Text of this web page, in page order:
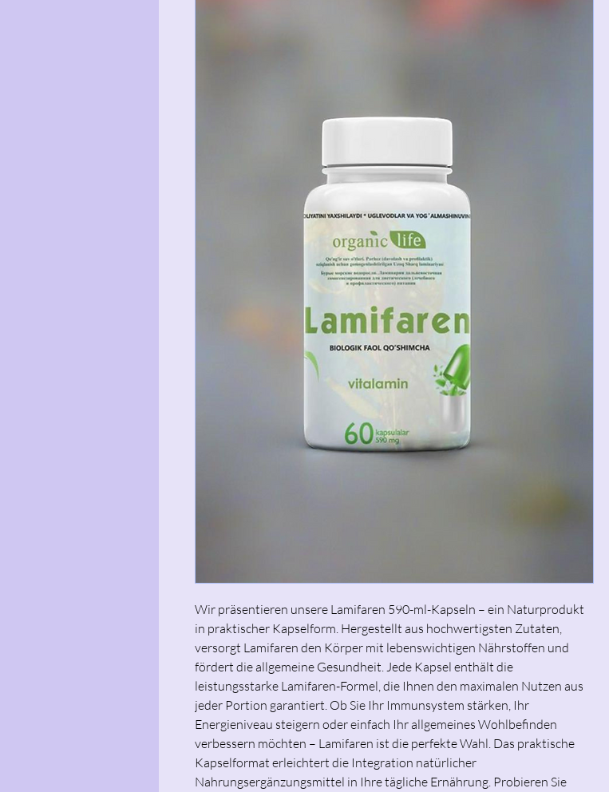
Wir präsentieren unsere Lamifaren 590-ml-Kapseln – ein Naturprodukt
in praktischer Kapselform. Hergestellt aus hochwertigsten Zutaten,
versorgt Lamifaren den Körper mit lebenswichtigen Nährstoffen und
fördert die allgemeine Gesundheit. Jede Kapsel enthält die
leistungsstarke Lamifaren-Formel, die Ihnen den maximalen Nutzen aus
jeder Portion garantiert. Ob Sie Ihr Immunsystem stärken, Ihr
Energieniveau steigern oder einfach Ihr allgemeines Wohlbefinden
verbessern möchten – Lamifaren ist die perfekte Wahl. Das praktische
Kapselformat erleichtert die Integration natürlicher
Nahrungsergänzungsmittel in Ihre tägliche Ernährung. Probieren Sie